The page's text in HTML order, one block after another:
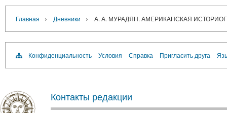
Главная › Дневники › А. А. МУРАДЯН. АМЕРИКАНСКАЯ
Конфиденциальность Условия Справка Пригласить друга
Контакты редакции